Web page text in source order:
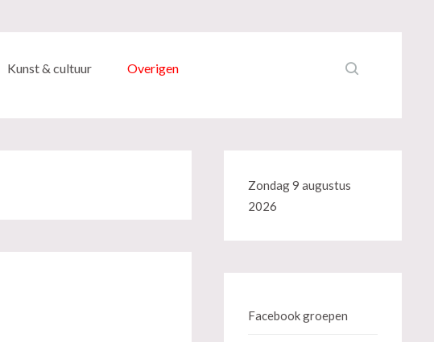
Kunst & cultuur Overigen
Zondag 9 augustus
2026
Facebook groepen